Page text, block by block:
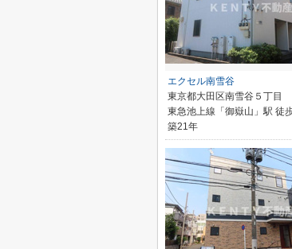
エクセル南雪谷
東京都大田区南雪谷５丁目
東急池上線「御嶽山」駅 徒
築21年